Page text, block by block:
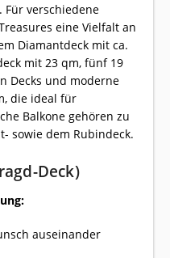
verschiedene
eine Vielfalt an
Diamantdeck mit ca.
mit 23 qm, fünf 19
Decks und moderne
die ideal für
Balkone gehören zu
sowie dem Rubindeck.
Deck)
auseinander